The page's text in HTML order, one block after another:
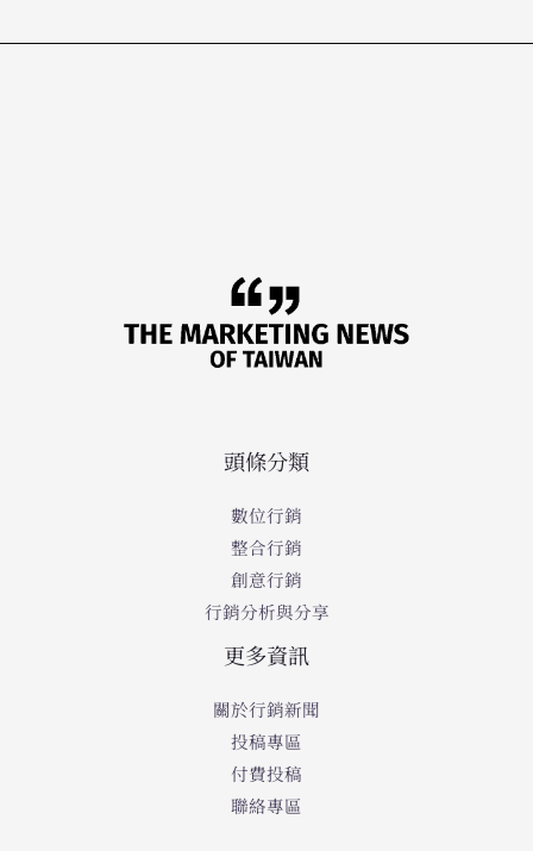
頭條分類
數位行銷
整合行銷
創意行銷
行銷分析與分享
更多資訊
關於行銷新聞
投稿專區
付費投稿
聯絡專區